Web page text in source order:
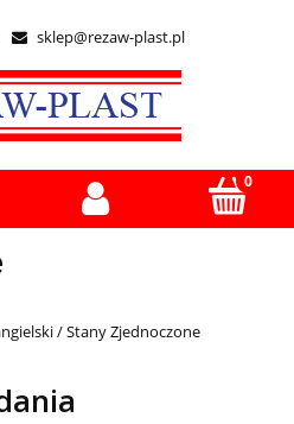
 sklep@rezaw-plast.pl
/ Stany Zjednoczone